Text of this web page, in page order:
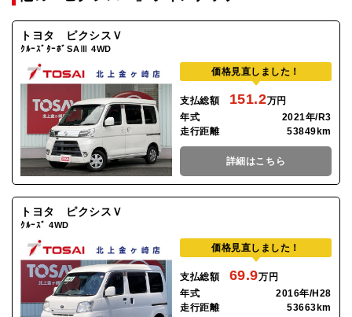
トヨタ ピクシスＶ
ｸﾙｰｽﾞﾀｰﾎﾞSAⅢ 4WD
価格見直しました！
支払総額 151.2万円
年式
2021年/R3
走行距離
53849km
詳細はこちら
トヨタ ピクシスＶ
ｸﾙｰｽﾞ 4WD
価格見直しました！
支払総額 69.9万円
年式
2016年/H28
走行距離
53663km